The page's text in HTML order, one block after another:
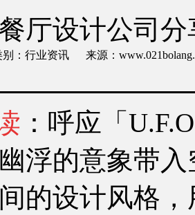
厅设计公司
：行业资讯 来源：
：呼应「
浮的意象带
的设计风格